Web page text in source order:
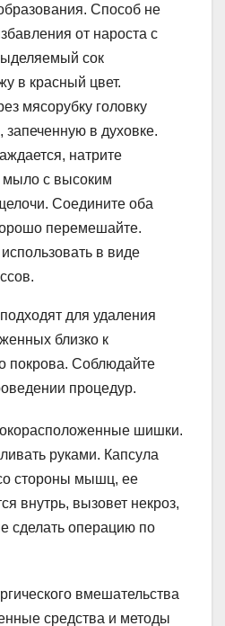
Способ не
от нароста с
сок
в красный цвет.
мясорубку головку
запеченную в духовке.
натрите
мыло с высоким
Соедините оба
перемешайте.
в виде
для удаления
близко к
покрова. Соблюдайте
процедур.
шишки.
руками. Капсула
стороны мышц, ее
внутрь, вызовет некроз,
сделать операцию по